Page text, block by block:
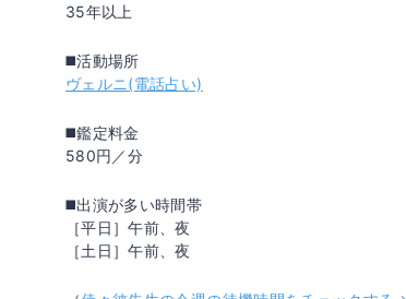
35年以上
◼️活動場所
ヴェルニ(電話占い)
◼️鑑定料金
580円／分
◼️出演が多い時間帯
［平日］午前、夜
［土日］午前、夜